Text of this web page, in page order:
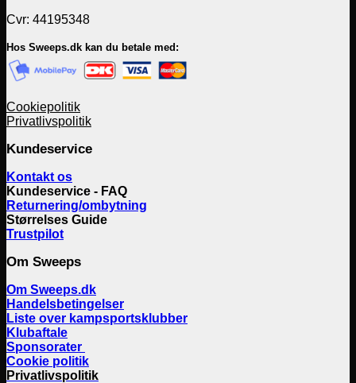
Cvr: 44195348
Hos Sweeps.dk kan du betale med:
Cookiepolitik
Privatlivspolitik
Kundeservice
Kontakt os
Kundeservice - FAQ
Returnering/ombytning
Størrelses Guide
Trustpilot
Om Sweeps
Om Sweeps.dk
Handelsbetingelser
Liste over kampsportsklubber
Klubaftale
Sponsorater
Cookie politik
Privatlivspolitik